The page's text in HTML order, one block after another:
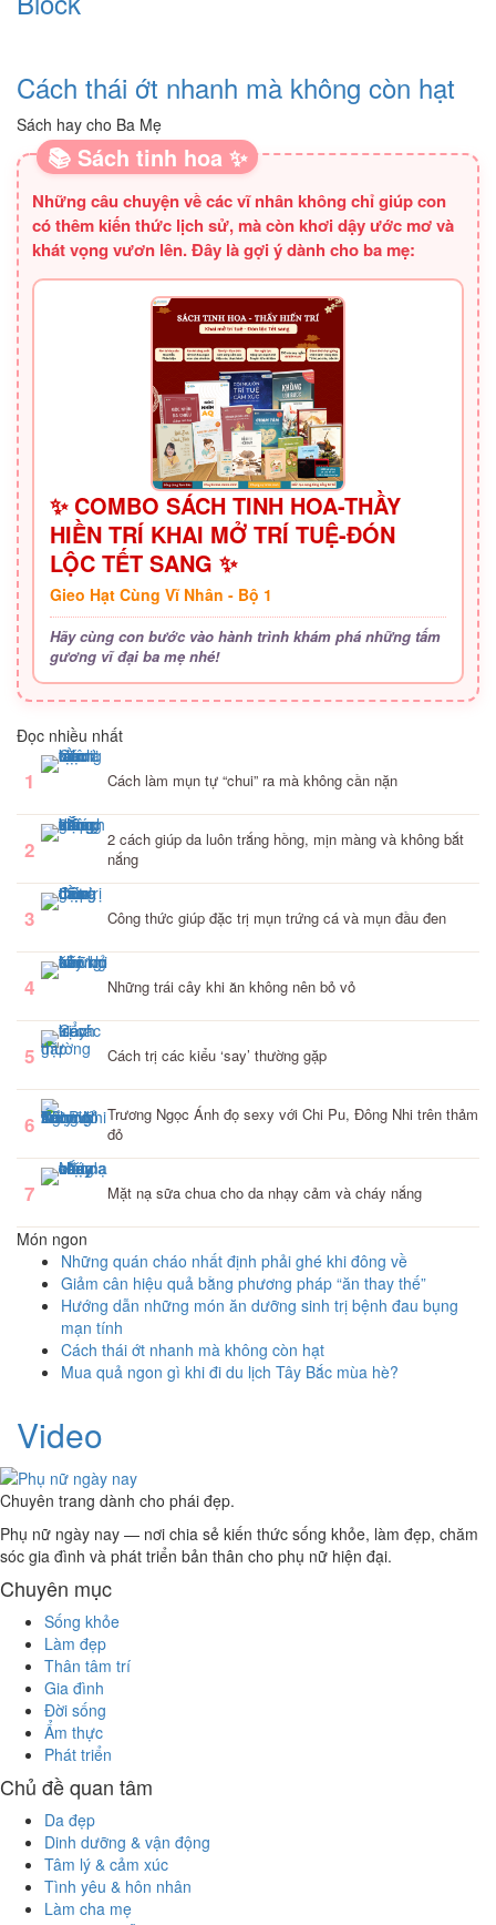
Cách thái ớt nhanh mà không còn hạt
Sách hay cho Ba Mẹ
📚 Sách tinh hoa ✨
Những câu chuyện về các vĩ nhân không chỉ giúp con
có thêm kiến thức lịch sử, mà còn khơi dậy ước mơ và
khát vọng vươn lên. Đây là gợi ý dành cho ba mẹ:
✨ COMBO SÁCH TINH HOA-THẦY
HIỀN TRÍ KHAI MỞ TRÍ TUỆ-ĐÓN
LỘC TẾT SANG ✨
Gieo Hạt Cùng Vĩ Nhân - Bộ 1
Hãy cùng con bước vào hành trình khám phá những tấm
gương vĩ đại ba mẹ nhé!
Đọc nhiều nhất
1 Cách làm mụn tự “chui” ra mà không cần nặn
2
2 cách giúp da luôn trắng hồng, mịn màng và không bắt
nắng
3 Công thức giúp đặc trị mụn trứng cá và mụn đầu đen
4 Những trái cây khi ăn không nên bỏ vỏ
5 Cách trị các kiểu ‘say’ thường gặp
6
Trương Ngọc Ánh đọ sexy với Chi Pu, Đông Nhi trên thảm
đỏ
7 Mặt nạ sữa chua cho da nhạy cảm và cháy nắng
Món ngon
Những quán cháo nhất định phải ghé khi đông về
Giảm cân hiệu quả bằng phương pháp “ăn thay thế”
Hướng dẫn những món ăn dưỡng sinh trị bệnh đau bụng
mạn tính
Cách thái ớt nhanh mà không còn hạt
Mua quả ngon gì khi đi du lịch Tây Bắc mùa hè?
Video
Chuyên trang dành cho phái đẹp.
Phụ nữ ngày nay — nơi chia sẻ kiến thức sống khỏe, làm đẹp, chăm
sóc gia đình và phát triển bản thân cho phụ nữ hiện đại.
Chuyên mục
Sống khỏe
Làm đẹp
Thân tâm trí
Gia đình
Đời sống
Ẩm thực
Phát triển
Chủ đề quan tâm
Da đẹp
Dinh dưỡng & vận động
Tâm lý & cảm xúc
Tình yêu & hôn nhân
Làm cha mẹ